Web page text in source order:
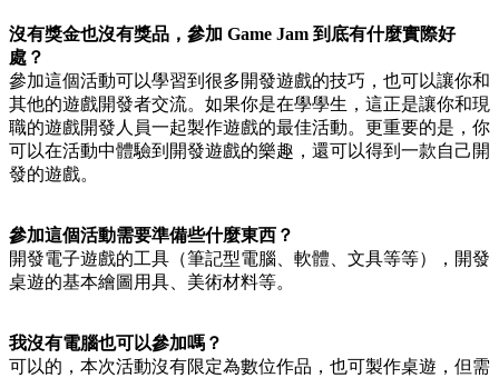
沒有獎金也沒有獎品，參加 Game Jam 到底有什麼實際好
處？
參加這個活動可以學習到很多開發遊戲的技巧，也可以讓你和
其他的遊戲開發者交流。如果你是在學學生，這正是讓你和現
職的遊戲開發人員一起製作遊戲的最佳活動。更重要的是，你
可以在活動中體驗到開發遊戲的樂趣，還可以得到一款自己開
發的遊戲。
參加這個活動需要準備些什麼東西？
開發電子遊戲的工具（筆記型電腦、軟體、文具等等），開發
桌遊的基本繪圖用具、美術材料等。
我沒有電腦也可以參加嗎？
可以的，本次活動沒有限定為數位作品，也可製作桌遊，但需